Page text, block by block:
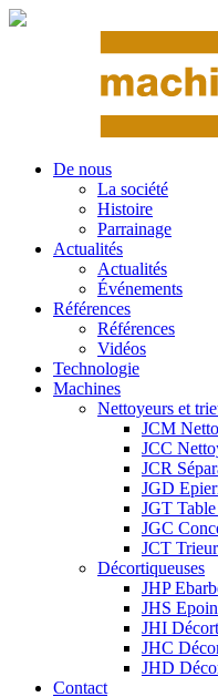
De nous
La société
Histoire
Parrainage
Actualités
Actualités
Événements
Références
Références
Vidéos
Technologie
Machines
Nettoyeurs et
JCM
JCC
JCR
JGD
JGT
JGC
JCT
Décortiqueuses
JHP
JHS
JHI
JHC
JHD
Contact